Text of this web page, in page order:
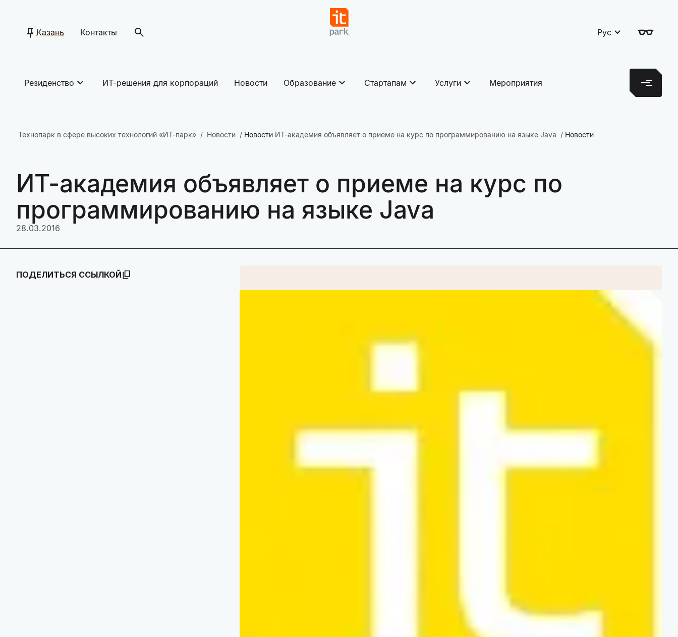
Казань Контакты Рус
Резиденство ИТ-решения для корпораций Новости Образование Стартапам Услуги Мероприятия
Технопарк в сфере высоких технологий «ИТ-парк» Новости Новости ИТ-академия объявляет о приеме на курс по программированию на языке Java Новости
ИТ-академия объявляет о приеме на курс по
программированию на языке Java
28.03.2016
ПОДЕЛИТЬСЯ ССЫЛКОЙ